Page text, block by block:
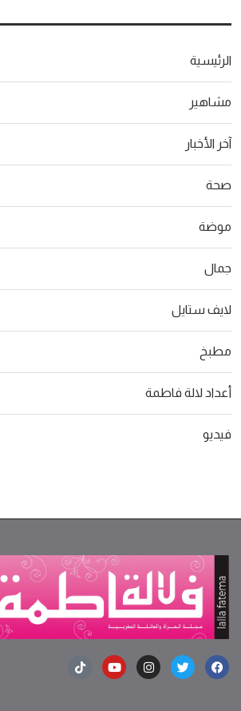
الرئيسية
مشاهير
آخر الأخبار
صحة
موضة
جمال
لايف ستايل
مطبخ
أعداد لالة فاطمة
فيديو